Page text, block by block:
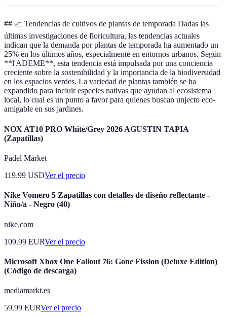
## 📈 Tendencias de cultivos de plantas de temporada Dadas las
últimas investigaciones de floricultura, las tendencias actuales
indican que la demanda por plantas de temporada ha aumentado un
25% en los últimos años, especialmente en entornos urbanos. Según
**l'ADEME**, esta tendencia está impulsada por una conciencia
creciente sobre la sostenibilidad y la importancia de la biodiversidad
en los espacios verdes. La variedad de plantas también se ha
expandido para incluir especies nativas que ayudan al ecosistema
local, lo cual es un punto a favor para quienes buscan unjecto eco-
amigable en sus jardines.
NOX AT10 PRO White/Grey 2026 AGUSTIN TAPIA
(Zapatillas)
Padel Market
119.99 USDVer el precio
Nike Vomero 5 Zapatillas con detalles de diseño reflectante -
Niño/a - Negro (40)
nike.com
109.99 EURVer el precio
Microsoft Xbox One Fallout 76: Gone Fission (Deluxe Edition)
(Código de descarga)
mediamarkt.es
59.99 EURVer el precio